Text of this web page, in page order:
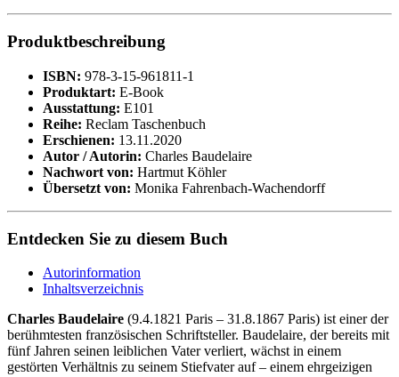
Produktbeschreibung
ISBN: 978-3-15-961811-1
Produktart: E-Book
Ausstattung: E101
Reihe: Reclam Taschenbuch
Erschienen: 13.11.2020
Autor / Autorin: Charles Baudelaire
Nachwort von: Hartmut Köhler
Übersetzt von: Monika Fahrenbach-Wachendorff
Entdecken Sie zu diesem Buch
Autorinformation
Inhaltsverzeichnis
Charles Baudelaire (9.4.1821 Paris – 31.8.1867 Paris) ist einer der
berühmtesten französischen Schriftsteller. Baudelaire, der bereits mit
fünf Jahren seinen leiblichen Vater verliert, wächst in einem
gestörten Verhältnis zu seinem Stiefvater auf – einem ehrgeizigen